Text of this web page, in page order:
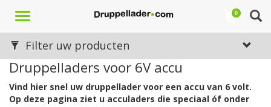
Toggle
0
Druppelladers voor 6V accu
Vind hier snel uw druppellader voor een accu van 6 volt.
Op deze pagina ziet u acculaders die speciaal óf onder
Filter uw producten